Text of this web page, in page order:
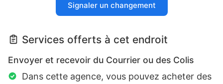
Signaler un changement
Services offerts à cet endroit
Envoyer et recevoir du Courrier ou des Colis
Dans cette agence, vous pouvez acheter des